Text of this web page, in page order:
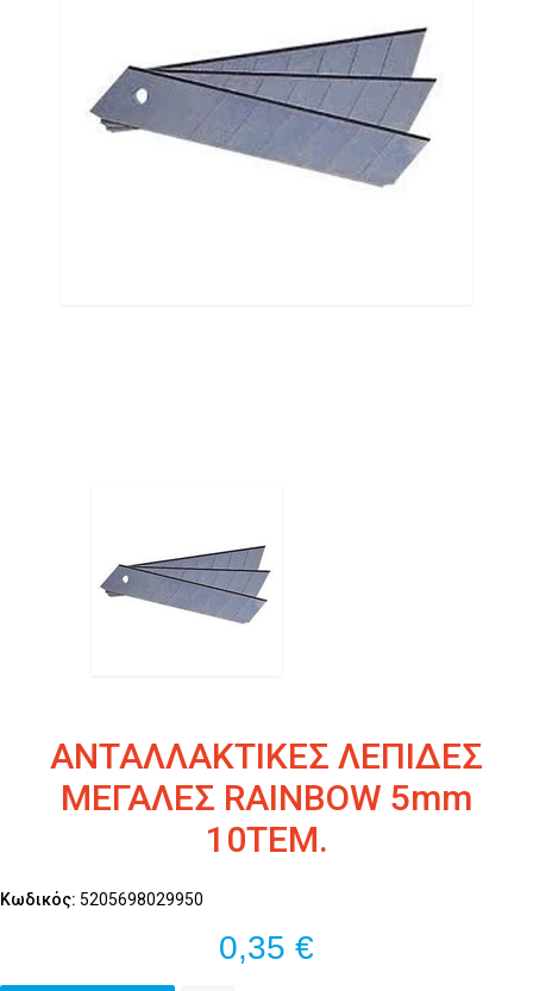
ΑΝΤΑΛΛΑΚΤΙΚΕΣ ΛΕΠΙΔΕΣ
ΜΕΓΑΛΕΣ RAINBOW 5mm
10ΤΕΜ.
Κωδικός: 5205698029950
0,35 €